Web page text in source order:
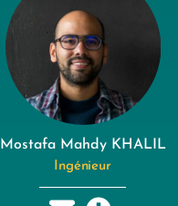
Mostafa Mahdy KHALIL
Ingénieur